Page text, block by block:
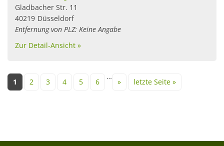
Gladbacher Str. 11
40219 Düsseldorf
Entfernung von PLZ: Keine Angabe
Zur Detail-Ansicht »
Seiten
1 2 3 4 5 6
…
» letzte Seite »